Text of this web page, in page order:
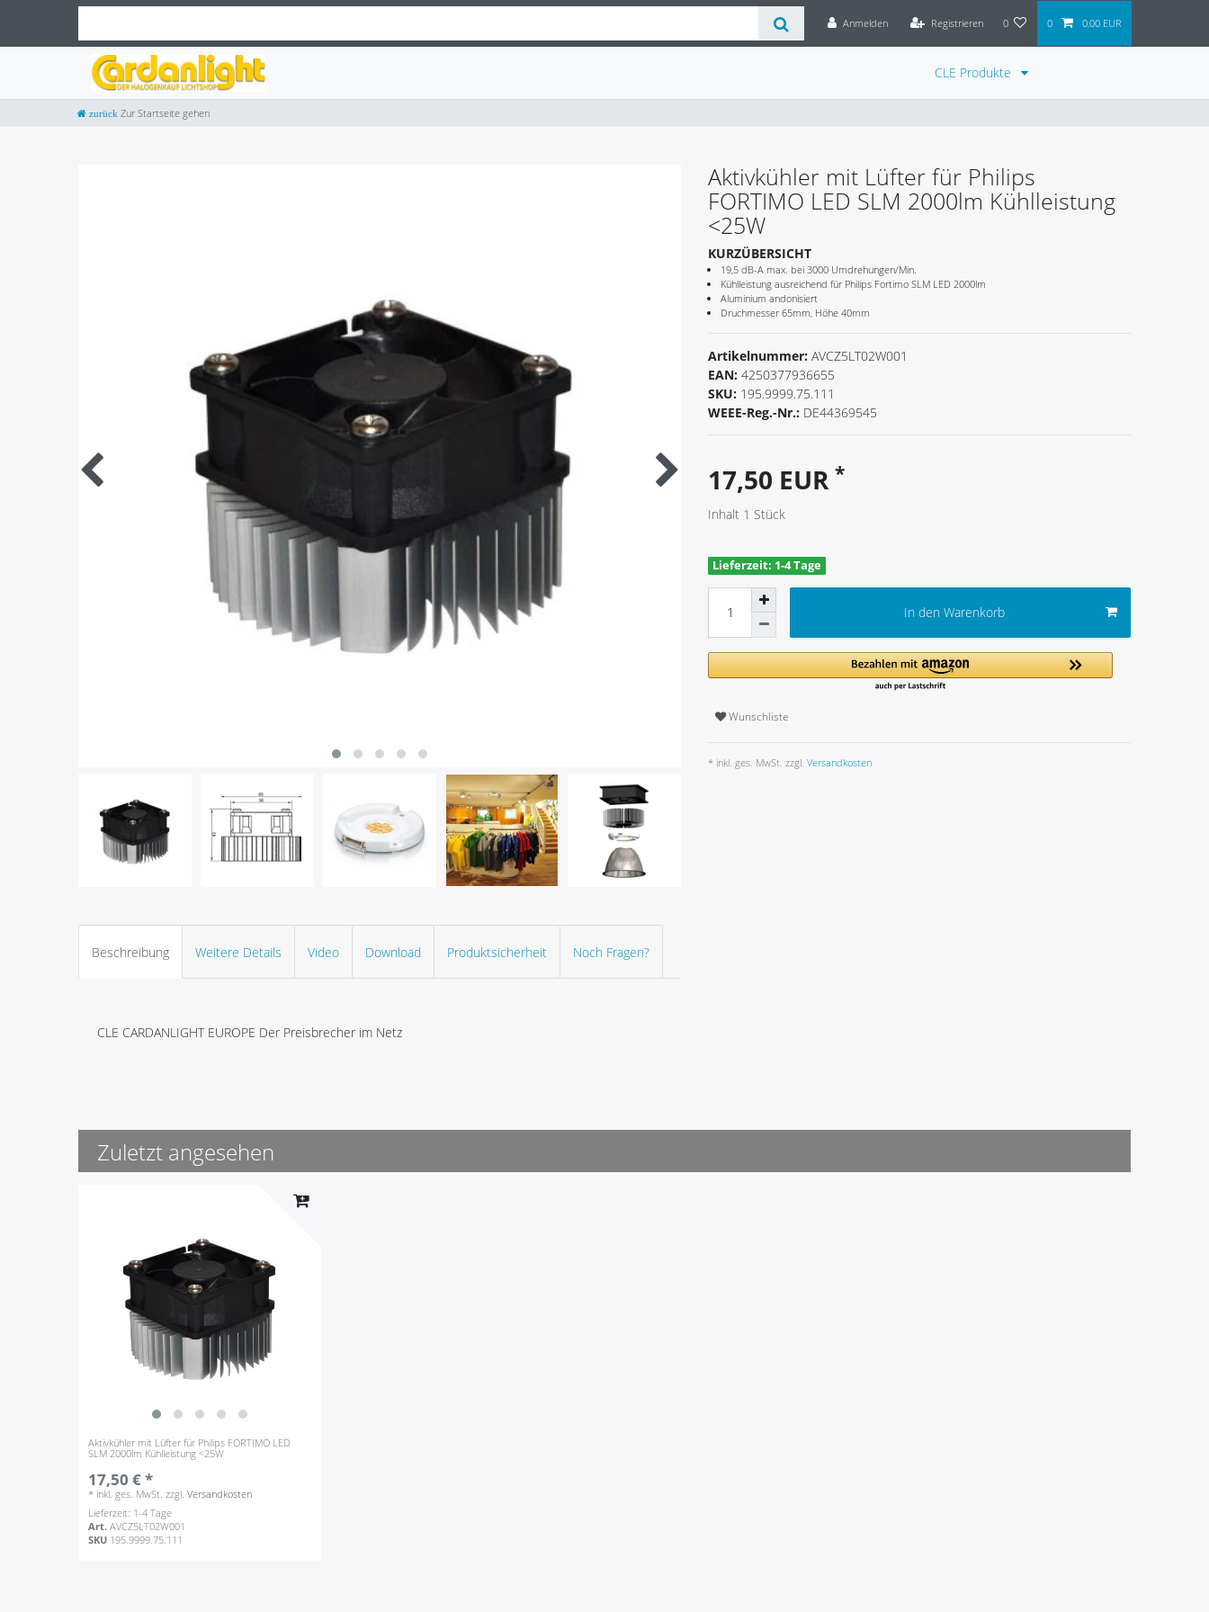
Anmelden Registrieren 0 0 0,00 EUR
CLE Produkte
Zur Startseite gehen
Beschreibung Weitere Details Video Download Produktsicherheit Noch Fragen?
CLE CARDANLIGHT EUROPE Der Preisbrecher im Netz
Aktivkühler mit Lüfter für Philips
FORTIMO LED SLM 2000lm Kühlleistung
<25W
KURZÜBERSICHT
19,5 dB-A max. bei 3000 Umdrehungen/Min.
Kühlleistung ausreichend für Philips Fortimo SLM LED 2000lm
Aluminium andonisiert
Druchmesser 65mm, Höhe 40mm
Artikelnummer: AVCZ5LT02W001
EAN: 4250377936655
SKU: 195.9999.75.111
WEEE-Reg.-Nr.: DE44369545
17,50 EUR *
Inhalt 1 Stück
Lieferzeit: 1-4 Tage
In den Warenkorb
Wunschliste
* inkl. ges. MwSt. zzgl. Versandkosten
Zuletzt angesehen
Aktivkühler mit Lüfter für Philips FORTIMO LED
SLM 2000lm Kühlleistung <25W
17,50 € *
* inkl. ges. MwSt. zzgl.Versandkosten
Lieferzeit: 1-4 Tage
Art.AVCZ5LT02W001
SKU 195.9999.75.111